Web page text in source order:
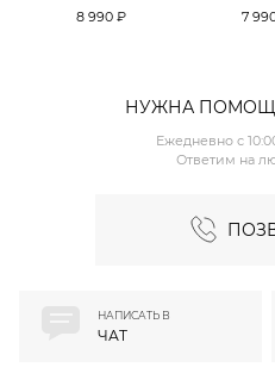
принтом «клетка»
8 990 ₽
хлопка
7
НУЖНА
Ежедневно с
Ответим на
НАПИСАТЬ В
ЧАТ